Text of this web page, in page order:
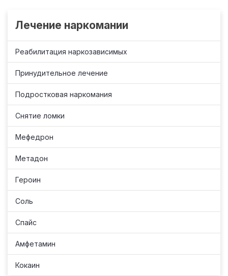
Лечение наркомании
Реабилитация наркозависимых
Принудительное лечение
Подростковая наркомания
Снятие ломки
Мефедрон
Метадон
Героин
Соль
Спайс
Амфетамин
Кокаин